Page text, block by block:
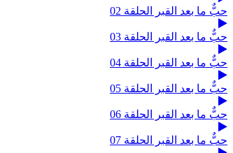
حبٌّ ما بعد القبر الحلقة 02
حبٌّ ما بعد القبر الحلقة 03
حبٌّ ما بعد القبر الحلقة 04
حبٌّ ما بعد القبر الحلقة 05
حبٌّ ما بعد القبر الحلقة 06
حبٌّ ما بعد القبر الحلقة 07